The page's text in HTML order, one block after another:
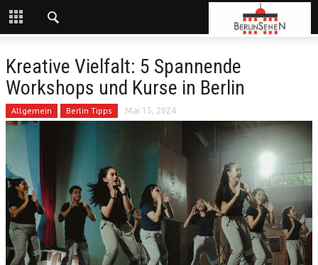
Kreative Vielfalt: 5 Spannende
Workshops und Kurse in Berlin
Allgemein Berlin Tipps Mai 15, 2024